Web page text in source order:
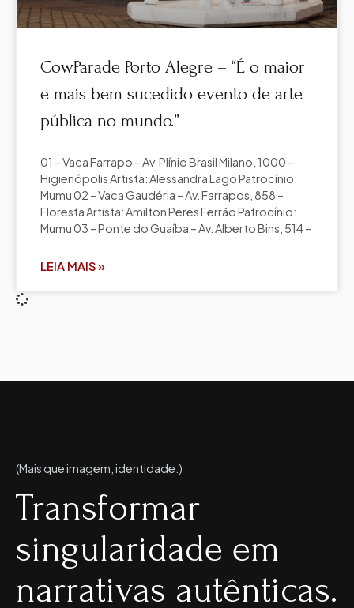
CowParade Porto Alegre – “É o maior
e mais bem sucedido evento de arte
pública no mundo.”
01 – Vaca Farrapo – Av. Plínio Brasil Milano, 1000 –
Higienópolis Artista: Alessandra Lago Patrocínio:
Mumu 02 – Vaca Gaudéria – Av. Farrapos, 858 –
Floresta Artista: Amilton Peres Ferrão Patrocínio:
Mumu 03 – Ponte do Guaíba – Av. Alberto Bins, 514 –
LEIA MAIS »
(Mais que imagem, identidade.)
Transformar
singularidade em
narrativas autênticas.